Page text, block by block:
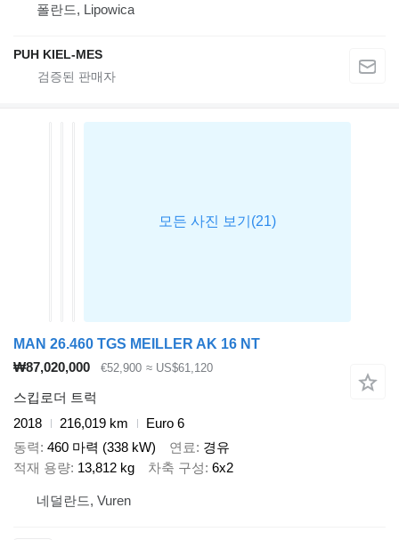
폴란드, Lipowica
PUH KIEL-MES
MAN 26.460 TGS MEILLER AK 16 NT
₩87,020,000
€52,900 ≈ US$61,120
스킵로더 트럭
2018
216,019 km
Euro 6
동력 460 마력 (338 kW) 연료
경유
적재 용량 13,812 kg 차축 구성 6x2
네덜란드, Vuren